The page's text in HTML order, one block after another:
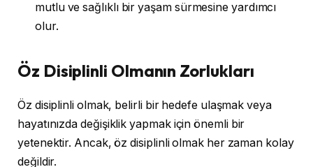
mutlu ve sağlıklı bir yaşam sürmesine yardımcı
olur.
Öz Disiplinli Olmanın Zorlukları
Öz disiplinli olmak, belirli bir hedefe ulaşmak veya
hayatınızda değişiklik yapmak için önemli bir
yetenektir. Ancak, öz disiplinli olmak her zaman kolay
değildir.